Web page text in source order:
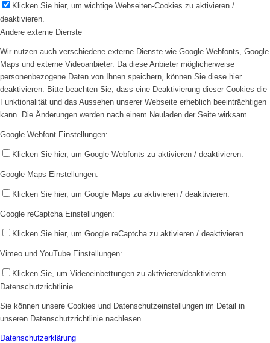
Klicken Sie hier, um wichtige Webseiten-Cookies zu aktivieren /
deaktivieren.
Andere externe Dienste
Wir nutzen auch verschiedene externe Dienste wie Google Webfonts, Google
Maps und externe Videoanbieter. Da diese Anbieter möglicherweise
personenbezogene Daten von Ihnen speichern, können Sie diese hier
deaktivieren. Bitte beachten Sie, dass eine Deaktivierung dieser Cookies die
Funktionalität und das Aussehen unserer Webseite erheblich beeinträchtigen
kann. Die Änderungen werden nach einem Neuladen der Seite wirksam.
Google Webfont Einstellungen:
Klicken Sie hier, um Google Webfonts zu aktivieren / deaktivieren.
Google Maps Einstellungen:
Klicken Sie hier, um Google Maps zu aktivieren / deaktivieren.
Google reCaptcha Einstellungen:
Klicken Sie hier, um Google reCaptcha zu aktivieren / deaktivieren.
Vimeo und YouTube Einstellungen:
Klicken Sie, um Videoeinbettungen zu aktivieren/deaktivieren.
Datenschutzrichtlinie
Sie können unsere Cookies und Datenschutzeinstellungen im Detail in
unseren Datenschutzrichtlinie nachlesen.
Datenschutzerklärung